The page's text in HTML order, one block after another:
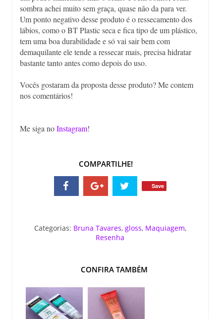
sombra achei muito sem graça, quase não da para ver.
Um ponto negativo desse produto é o ressecamento dos
lábios, como o BT Plastic seca e fica tipo de um plástico,
tem uma boa durabilidade e só vai sair bem com
demaquilante ele tende a ressecar mais, precisa hidratar
bastante tanto antes como depois do uso.
Vocês gostaram da proposta desse produto? Me contem
nos comentários!
Me siga noInstagram!
COMPARTILHE!
Save
Categorias: Bruna Tavares, gloss, Maquiagem,
Resenha
CONFIRA TAMBÉM